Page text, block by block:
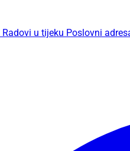
Radovi u tijeku Poslovni